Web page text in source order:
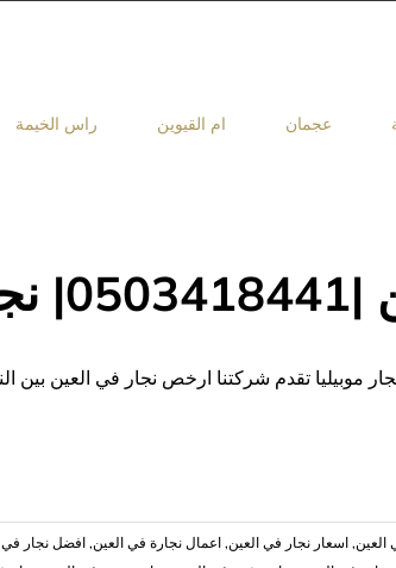
عجمان ام القيوين راس الخيمة
العين, اسعار نجار في العين, اعمال نجارة في العين, افضل نجار في